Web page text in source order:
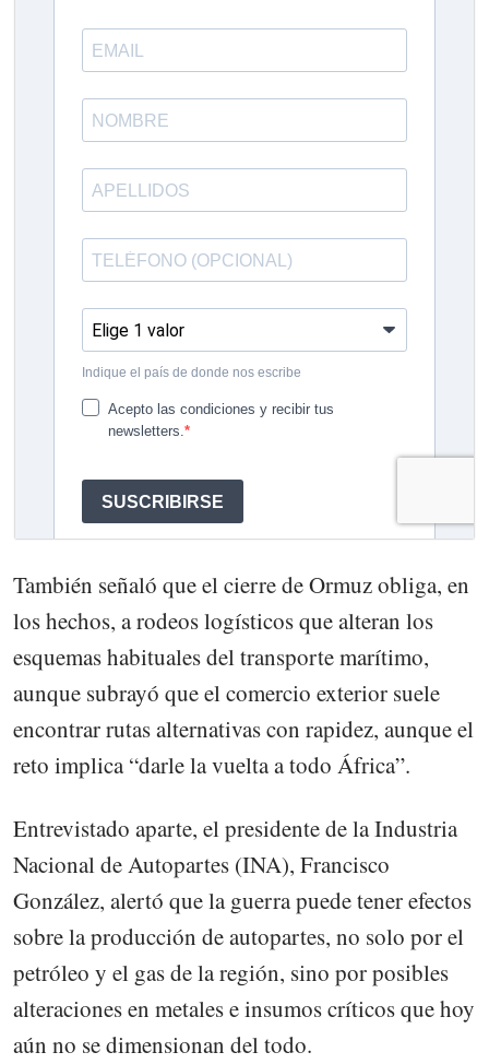
También señaló que el cierre de Ormuz obliga, en
los hechos, a rodeos logísticos que alteran los
esquemas habituales del transporte marítimo,
aunque subrayó que el comercio exterior suele
encontrar rutas alternativas con rapidez, aunque el
reto implica “darle la vuelta a todo África”.
Entrevistado aparte, el presidente de la Industria
Nacional de Autopartes (INA), Francisco
González, alertó que la guerra puede tener efectos
sobre la producción de autopartes, no solo por el
petróleo y el gas de la región, sino por posibles
alteraciones en metales e insumos críticos que hoy
aún no se dimensionan del todo.